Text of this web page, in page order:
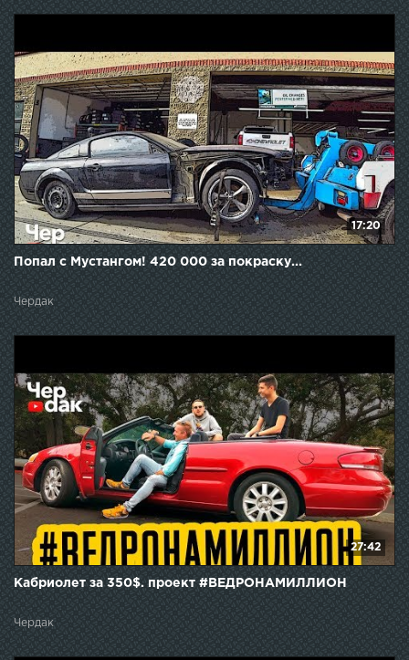
17:20
Попал с Мустангом! 420 000 за покраску...
Чердак
27:42
Кабриолет за 350$. проект #ВЕДРОНАМИЛЛИОН
Чердак